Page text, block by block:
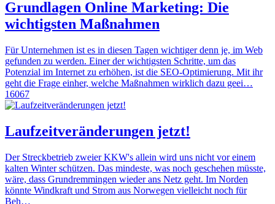
Grundlagen Online Marketing: Die
wichtigsten Maßnahmen
Für Unternehmen ist es in diesen Tagen wichtiger denn je, im Web
gefunden zu werden. Einer der wichtigsten Schritte, um das
Potenzial im Internet zu erhöhen, ist die SEO-Optimierung. Mit ihr
geht die Frage einher, welche Maßnahmen wirklich dazu geei…
16067
Laufzeitveränderungen jetzt!
Der Streckbetrieb zweier KKW's allein wird uns nicht vor einem
kalten Winter schützen. Das mindeste, was noch geschehen müsste,
wäre, dass Grundremmingen wieder ans Netz geht. Im Norden
könnte Windkraft und Strom aus Norwegen vielleicht noch für
Beh…